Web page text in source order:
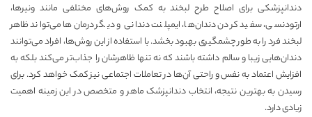
دندانپزشکی برای اصلاح طرح لبخند به کمک روش‌های مختلفی مانند ونیرها،
ارتودنسی، سفید کردن دندان‌ها، ایمپلنت دندانی و دیگر درمان‌ها می‌تواند ظاهر
لبخند فرد را به طور چشمگیری بهبود بخشد. با استفاده از این روش‌ها، افراد می‌توانند
دندان‌هایی زیبا و سالم داشته باشند که نه تنها ظاهرشان را جذاب‌تر می‌کند بلکه به
افزایش اعتماد به نفس و راحتی آن‌ها در تعاملات اجتماعی نیز کمک خواهد کرد. برای
رسیدن به بهترین نتیجه، انتخاب دندانپزشک ماهر و متخصص در این زمینه اهمیت
زیادی دارد.